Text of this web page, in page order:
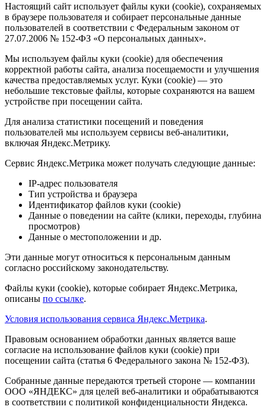
Настоящий сайт использует файлы куки (cookie), сохраняемых
в браузере пользователя и собирает персональные данные
пользователей в соответствии с Федеральным законом от
27.07.2006 № 152-ФЗ «О персональных данных».
Мы используем файлы куки (cookie) для обеспечения
корректной работы сайта, анализа посещаемости и улучшения
качества предоставляемых услуг. Куки (cookie) — это
небольшие текстовые файлы, которые сохраняются на вашем
устройстве при посещении сайта.
Для анализа статистики посещений и поведения
пользователей мы используем сервисы веб-аналитики,
включая Яндекс.Метрику.
Сервис Яндекс.Метрика может получать следующие данные:
IP-адрес пользователя
Тип устройства и браузера
Идентификатор файлов куки (cookie)
Данные о поведении на сайте (клики, переходы, глубина
просмотров)
Данные о местоположении и др.
Эти данные могут относиться к персональным данным
согласно российскому законодательству.
Файлы куки (cookie), которые собирает Яндекс.Метрика,
описаны по ссылке.
Условия использования сервиса Яндекс.Метрика.
Правовым основанием обработки данных является ваше
согласие на использование файлов куки (cookie) при
посещении сайта (статья 6 Федерального закона № 152-ФЗ).
Собранные данные передаются третьей стороне — компании
ООО «ЯНДЕКС» для целей веб-аналитики и обрабатываются
в соответствии с политикой конфиденциальности Яндекса.